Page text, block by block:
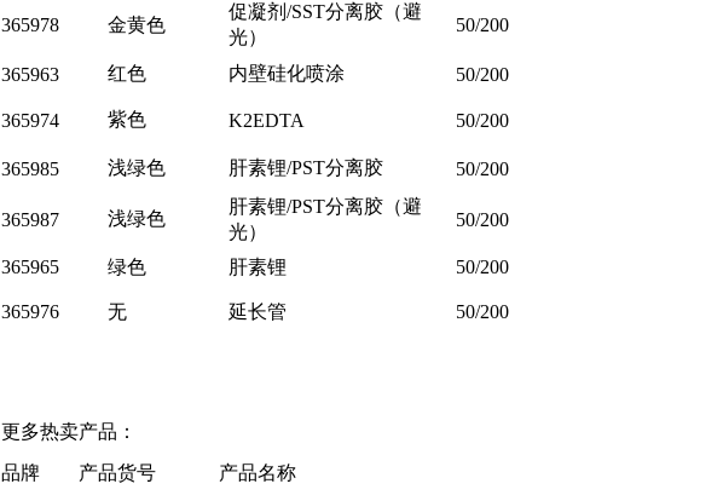
365978 金黄色
促凝剂/SST分离胶（避
光）
50/200
365963 红色 内壁硅化喷涂 50/200
365974 紫色 K2EDTA 50/200
365985 浅绿色 肝素锂/PST分离胶 50/200
365987 浅绿色
肝素锂/PST分离胶（避
光）
50/200
365965 绿色 肝素锂 50/200
365976 无 延长管 50/200
更多热卖产品：
品牌 产品货号 产品名称